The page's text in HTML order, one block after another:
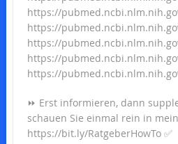
https://
https://
https://
https://
https://
⏩ Erst informieren, dann
schauen Sie einmal rein in
https://bit.ly/RatgeberHowTo ✅